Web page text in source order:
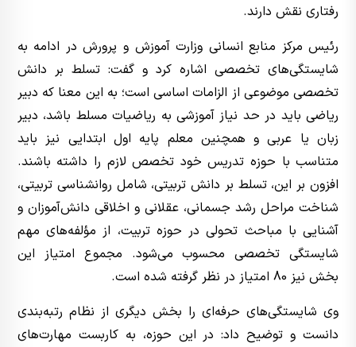
رفتاری نقش دارند.
رئیس مرکز منابع انسانی وزارت آموزش و پرورش در ادامه به
شایستگی‌های تخصصی اشاره کرد و گفت: تسلط بر دانش
تخصصی موضوعی از الزامات اساسی است؛ به این معنا که دبیر
ریاضی باید در حد نیاز آموزشی به ریاضیات مسلط باشد، دبیر
زبان یا عربی و همچنین معلم پایه اول ابتدایی نیز باید
متناسب با حوزه تدریس خود تخصص لازم را داشته باشند.
افزون بر این، تسلط بر دانش تربیتی، شامل روانشناسی تربیتی،
شناخت مراحل رشد جسمانی، عقلانی و اخلاقی دانش‌آموزان و
آشنایی با مباحث تحولی در حوزه تربیت، از مؤلفه‌های مهم
شایستگی تخصصی محسوب می‌شود. مجموع امتیاز این
بخش نیز 80 امتیاز در نظر گرفته شده است.
وی شایستگی‌های حرفه‌ای را بخش دیگری از نظام رتبه‌بندی
دانست و توضیح داد: در این حوزه، به کاربست مهارت‌های